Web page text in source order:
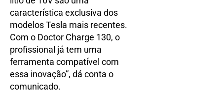
característica exclusiva dos
modelos Tesla mais recentes.
Com o Doctor Charge 130, o
profissional já tem uma
ferramenta compatível com
essa inovação”, dá conta o
comunicado.